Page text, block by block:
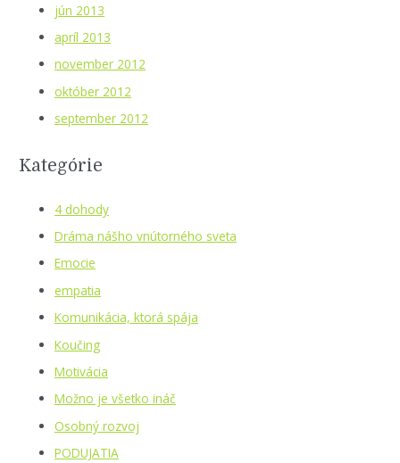
jún 2013
apríl 2013
november 2012
október 2012
september 2012
Kategórie
4 dohody
Dráma nášho vnútorného sveta
Emocie
empatia
Komunikácia, ktorá spája
Koučing
Motivácia
Možno je všetko ináč
Osobný rozvoj
PODUJATIA